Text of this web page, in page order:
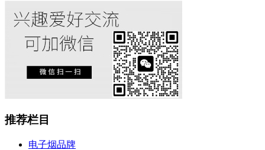
推荐栏目
电子烟品牌